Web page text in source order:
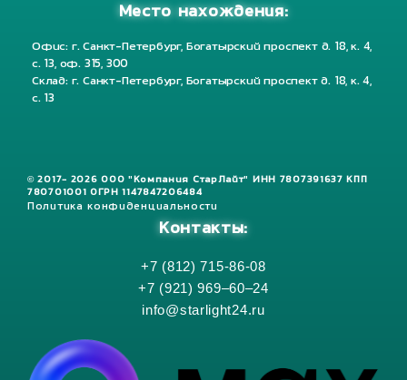
Место нахождения:
Офис: г. Санкт-Петербург, Богатырский проспект д. 18, к. 4,
с. 13, оф. 315, 300
Склад: г. Санкт-Петербург, Богатырский проспект д. 18, к. 4,
с. 13
© 2017- 2026 ООО "Компания СтарЛайт" ИНН 7807391637 КПП
780701001 ОГРН 1147847206484
Политика конфиденциальности
Контакты:
+7 (812) 715-86-08
+7 (921) 969–60–24
info@starlight24.ru